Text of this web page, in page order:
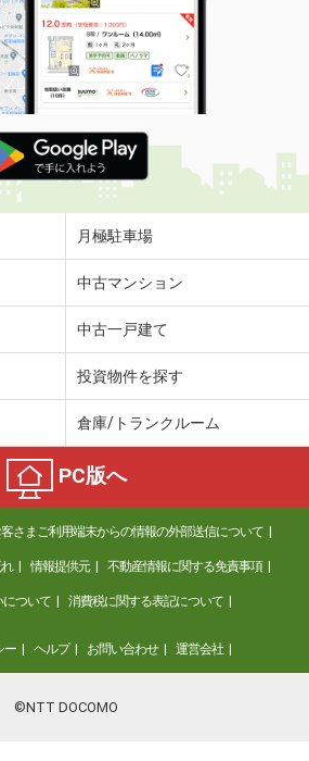
月極駐車場
中古マンション
中古一戸建て
投資物件を探す
倉庫/トランクルーム
PC版へ
さまご利用端末からの情報の外部送信について
情報提供元 不動産情報に関する免責事項
について 消費税に関する表記について
ー ヘルプ お問い合わせ 運営会社
©NTT DOCOMO